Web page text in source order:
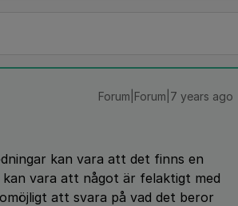
Forum|Forum|7 years ago
kan vara att det finns en
vara att något är felaktigt med
att svara på vad det beror